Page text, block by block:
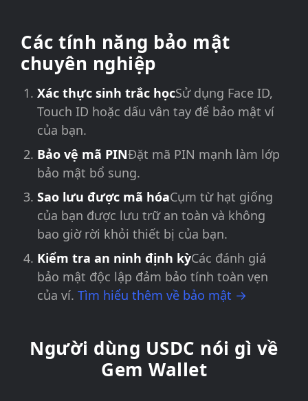
Các tính năng bảo mật
chuyên nghiệp
Xác thực sinh trắc họcSử dụng Face ID,
Touch ID hoặc dấu vân tay để bảo mật ví
của bạn.
Bảo vệ mã PINĐặt mã PIN mạnh làm lớp
bảo mật bổ sung.
Sao lưu được mã hóaCụm từ hạt giống
của bạn được lưu trữ an toàn và không
bao giờ rời khỏi thiết bị của bạn.
Kiểm tra an ninh định kỳCác đánh giá
bảo mật độc lập đảm bảo tính toàn vẹn
của ví. Tìm hiểu thêm về bảo mật →
Người dùng USDC nói gì về
Gem Wallet